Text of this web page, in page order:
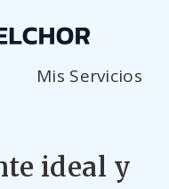
Mis Servicios
ideal y